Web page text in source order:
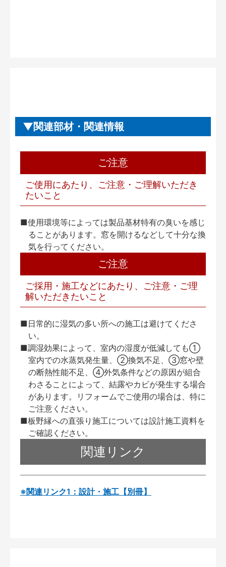
関連部材・関連情報
ご注意
ご使用にあたり、ご注意・ご理解いただき
たいこと
■使用環境等によっては製品基材特有の臭いを感じ
ることがあります。窓を開けるなどして十分な換
気を行ってください。
ご注意
ご採用・施工などにあたり、ご注意・ご理
解いただきたいこと
■日常的に湿気の多い所への施工は避けてくださ
い。
■調湿効果によって、室内の湿度が低減しても①
室内での水蒸気発生量、②換気不足、③窓や壁
の断熱性能不足、④外気条件などの原因が組合
わさることによって、結露やカビが発生する場合
があります。リフォームでご使用の場合は、特に
ご注意ください。
■板野縁への直張り施工については設計施工資料を
ご確認ください。
関連リンク
※関連リンク1：設計・施工【別冊】